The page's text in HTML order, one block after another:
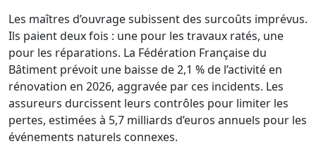
Les maîtres d’ouvrage subissent des surcoûts imprévus.
Ils paient deux fois : une pour les travaux ratés, une
pour les réparations. La Fédération Française du
Bâtiment prévoit une baisse de 2,1 % de l’activité en
rénovation en 2026, aggravée par ces incidents. Les
assureurs durcissent leurs contrôles pour limiter les
pertes, estimées à 5,7 milliards d’euros annuels pour les
événements naturels connexes.